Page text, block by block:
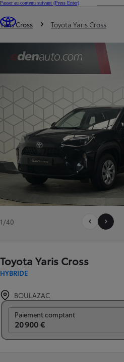
Passer au contenu suivant (Press Enter)
Trouvez un partenaire Toyota
Vous êtes ici
Yaris Cross Toyota Yaris Cross
1/40
Toyota Yaris Cross
HYBRIDE
BOULAZAC
Paiement comptant
20 900 €